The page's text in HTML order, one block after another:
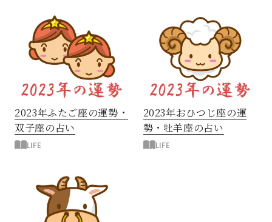
2023年ふたご座の運勢・
双子座の占い
LIFE
2023年おひつじ座の運
勢・牡羊座の占い
LIFE